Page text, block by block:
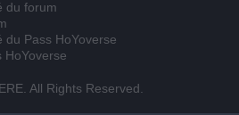
du forum
du Pass HoYoverse
HoYoverse
All Rights Reserved.